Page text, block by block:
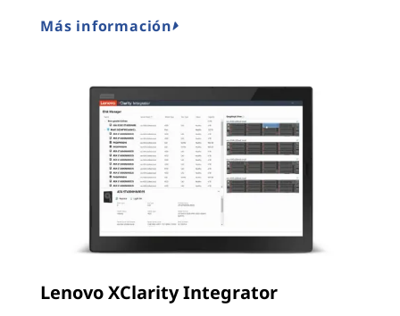
Más información
Lenovo XClarity Integrator